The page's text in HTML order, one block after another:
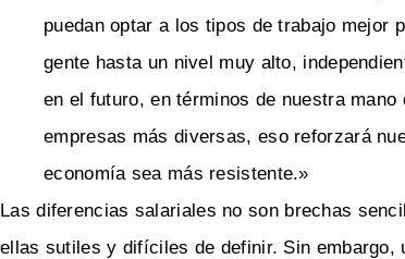
puedan optar a los tipos de trabajo mejor
gente hasta un nivel muy alto,
en el futuro, en términos de nuestra
empresas más diversas, eso reforzará
economía sea más resistente.»
Las diferencias salariales no son brechas
ellas sutiles y difíciles de definir. Sin embargo,